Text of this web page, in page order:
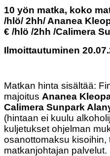
10 yön matka, koko
/hlö/ 2hh/ Ananea
€ /hlö /2hh /Calimera
Ilmoittautuminen
Matkan hinta sisältää:
majoitus Ananea
Calimera Sunpark
(hintaan ei kuulu
kuljetukset ohjelman
osanottomaksu kisoihin,
matkanjohtajan palvelut.